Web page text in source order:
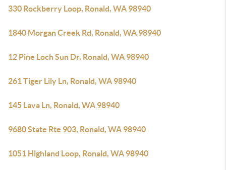
330 Rockberry Loop, Ronald, WA 98940
1840 Morgan Creek Rd, Ronald, WA 98940
12 Pine Loch Sun Dr, Ronald, WA 98940
261 Tiger Lily Ln, Ronald, WA 98940
145 Lava Ln, Ronald, WA 98940
9680 State Rte 903, Ronald, WA 98940
1051 Highland Loop, Ronald, WA 98940